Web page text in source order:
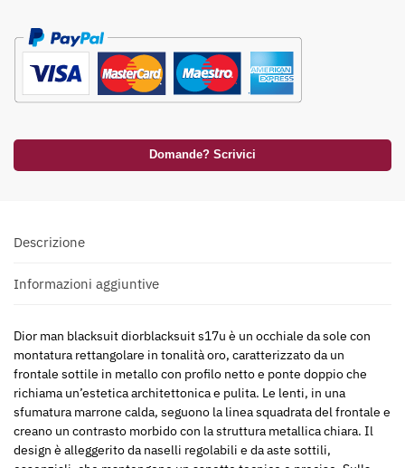
Domande? Scrivici
Descrizione
Informazioni aggiuntive
Dior man blacksuit diorblacksuit s17u è un occhiale da sole con
montatura rettangolare in tonalità oro, caratterizzato da un
frontale sottile in metallo con profilo netto e ponte doppio che
richiama un’estetica architettonica e pulita. Le lenti, in una
sfumatura marrone calda, seguono la linea squadrata del frontale e
creano un contrasto morbido con la struttura metallica chiara. Il
design è alleggerito da naselli regolabili e da aste sottili,